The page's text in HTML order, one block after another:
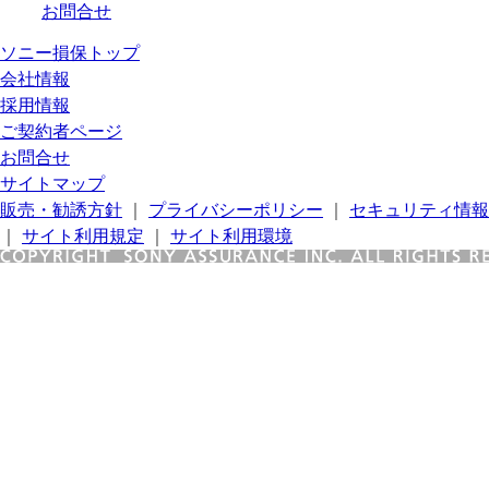
お問合せ
ソニー損保トップ
会社情報
採用情報
ご契約者ページ
お問合せ
サイトマップ
販売・勧誘方針
プライバシーポリシー
セキュリティ情報
サイト利用規定 サイト利用環境